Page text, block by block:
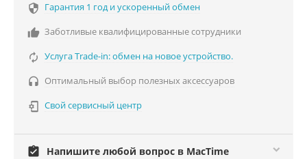
 Гарантия 1 год и ускоренный обмен
 Заботливые квалифицированные сотрудники
 Услуга Trade-in: обмен на новое устройство.
 Оптимальный выбор полезных аксессуаров
 Свой сервисный центр
assignment_turned_in Напишите любой вопрос в MacTime